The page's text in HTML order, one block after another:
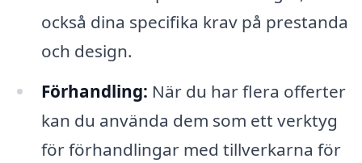
också dina specifika krav på prestanda
och design.
Förhandling: När du har flera offerter
kan du använda dem som ett verktyg
för förhandlingar med tillverkarna för